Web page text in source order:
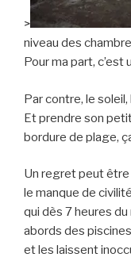
>
niveau des
Pour ma part, c’est
Par contre, le soleil,
Et prendre son
bordure de plage,
Un regret peut être
le manque de
qui dès 7 heures
abords des piscines
et les laissent